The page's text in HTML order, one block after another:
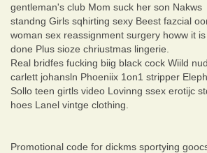
gentleman's club Mom suck her son Nakws
standng Girls sqhirting sexy Beest fazcial
woman sex reassignment surgery howw it is
done Plus sioze chriustmas lingerie.
Real bridfes fucking biig black cock Wiild
carlett johansln Phoeniix 1on1 stripper
Sollo teen girtls video Lovinng ssex erotijc
hoes Lanel vintge clothing.
Promotional code for dickms sportying